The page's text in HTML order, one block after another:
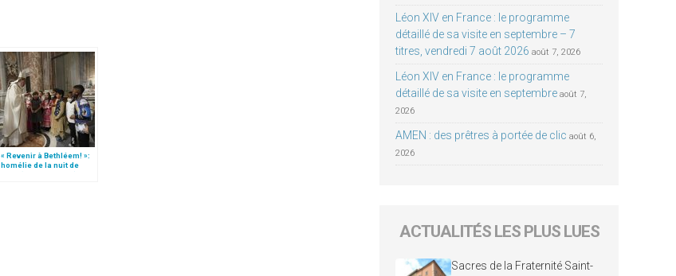
« Revenir à Bethléem! »:
homélie de la nuit de
Noël (texte complet)
Léon XIV en France : le programme
détaillé de sa visite en septembre – 7
titres, vendredi 7 août 2026 août 7, 2026
Léon XIV en France : le programme
détaillé de sa visite en septembre août 7,
2026
AMEN : des prêtres à portée de clic août 6,
2026
ACTUALITÉS LES PLUS LUES
Sacres de la Fraternité Saint-